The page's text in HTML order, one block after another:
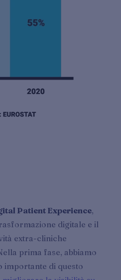
Patient Experience,
digitale e il
extra-cliniche
prima fase, abbiamo
importante di questo